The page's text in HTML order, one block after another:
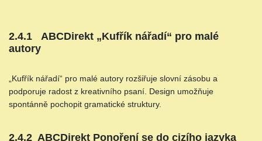
2.4.1 ABCDirekt „Kufřík nářadí“ pro malé
autory
„Kufřík nářadí“ pro malé autory rozšiřuje slovní zásobu a
podporuje radost z kreativního psaní. Design umožňuje
spontánně pochopit gramatické struktury.
2.4.2 ABCDirekt Ponoření se do cizího jazyka